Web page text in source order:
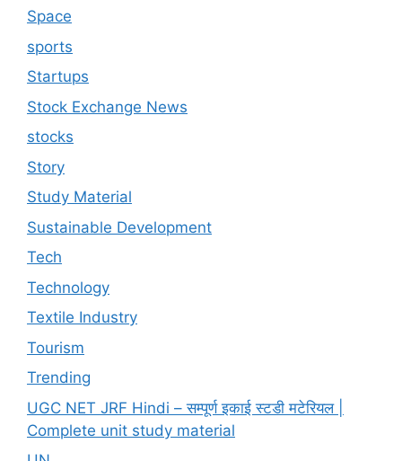
Space
sports
Startups
Stock Exchange News
stocks
Story
Study Material
Sustainable Development
Tech
Technology
Textile Industry
Tourism
Trending
UGC NET JRF Hindi – सम्पूर्ण इकाई स्टडी मटेरियल |
Complete unit study material